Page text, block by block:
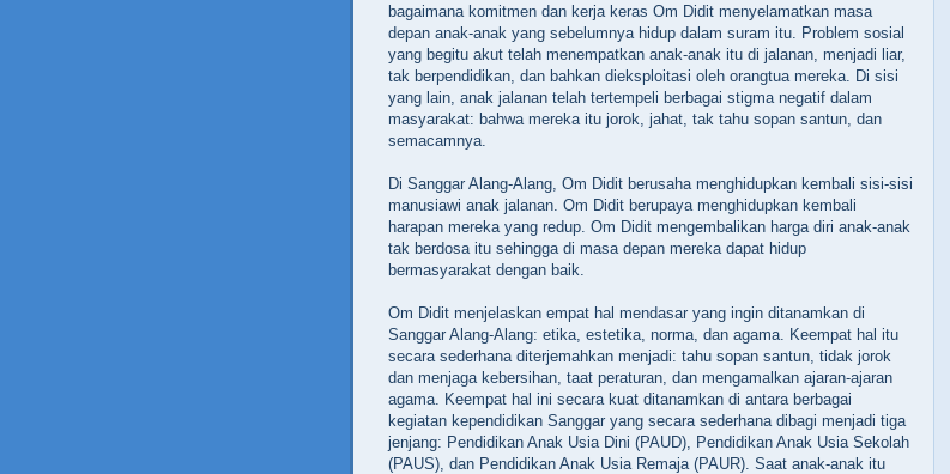
bagaimana komitmen dan kerja keras Om Didit menyelamatkan masa
depan anak-anak yang sebelumnya hidup dalam suram itu. Problem sosial
yang begitu akut telah menempatkan anak-anak itu di jalanan, menjadi liar,
tak berpendidikan, dan bahkan dieksploitasi oleh orangtua mereka. Di sisi
yang lain, anak jalanan telah tertempeli berbagai stigma negatif dalam
masyarakat: bahwa mereka itu jorok, jahat, tak tahu sopan santun, dan
semacamnya.
Di Sanggar Alang-Alang, Om Didit berusaha menghidupkan kembali sisi-sisi
manusiawi anak jalanan. Om Didit berupaya menghidupkan kembali
harapan mereka yang redup. Om Didit mengembalikan harga diri anak-anak
tak berdosa itu sehingga di masa depan mereka dapat hidup
bermasyarakat dengan baik.
Om Didit menjelaskan empat hal mendasar yang ingin ditanamkan di
Sanggar Alang-Alang: etika, estetika, norma, dan agama. Keempat hal itu
secara sederhana diterjemahkan menjadi: tahu sopan santun, tidak jorok
dan menjaga kebersihan, taat peraturan, dan mengamalkan ajaran-ajaran
agama. Keempat hal ini secara kuat ditanamkan di antara berbagai
kegiatan kependidikan Sanggar yang secara sederhana dibagi menjadi tiga
jenjang: Pendidikan Anak Usia Dini (PAUD), Pendidikan Anak Usia Sekolah
(PAUS), dan Pendidikan Anak Usia Remaja (PAUR). Saat anak-anak itu